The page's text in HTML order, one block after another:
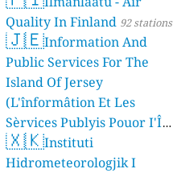
Quality In Finland 92 stations
🇯🇪Information And
Public Services For The
Island Of Jersey
(L'înformâtion Et Les
Sèrvices Publyis Pouor I'Île
Dé Jèrri) 2 stations
🇽🇰Instituti
Hidrometeorologjik I